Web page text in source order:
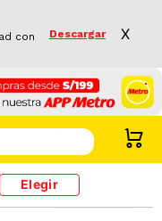
con
Descargar X
Elegir